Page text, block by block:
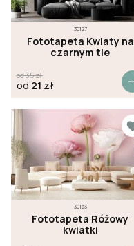
30127
Fototapeta Kwiaty na
czarnym tle
od35zł
od 21 zł
30163
Fototapeta Różowy
kwiatki